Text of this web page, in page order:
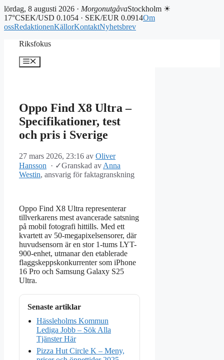
lördag, 8 augusti 2026 · MorgonutgåvaStockholm ☀
17°CSEK/USD 0.1054 · SEK/EUR 0.0914Om
ossRedaktionenKällorKontaktNyhetsbrev
Riksfokus
Meny
Oppo Find X8 Ultra –
Specifikationer, test
och pris i Sverige
27 mars 2026, 23:16 av Oliver
Hansson
· ✓Granskad av Anna
Westin, ansvarig för faktagranskning
Oppo Find X8 Ultra representerar
tillverkarens mest avancerade satsning
på mobil fotografi hittills. Med ett
kvartett av 50-megapixelsensorer, där
huvudsensorn är en stor 1-tums LYT-
900-enhet, utmanar den etablerade
flaggskeppskonkurrenter som iPhone
16 Pro och Samsung Galaxy S25
Ultra.
Senaste artiklar
Hässleholms Kommun
Lediga Jobb – Sök Alla
Tjänster Här
Pizza Hut Circle K – Meny,